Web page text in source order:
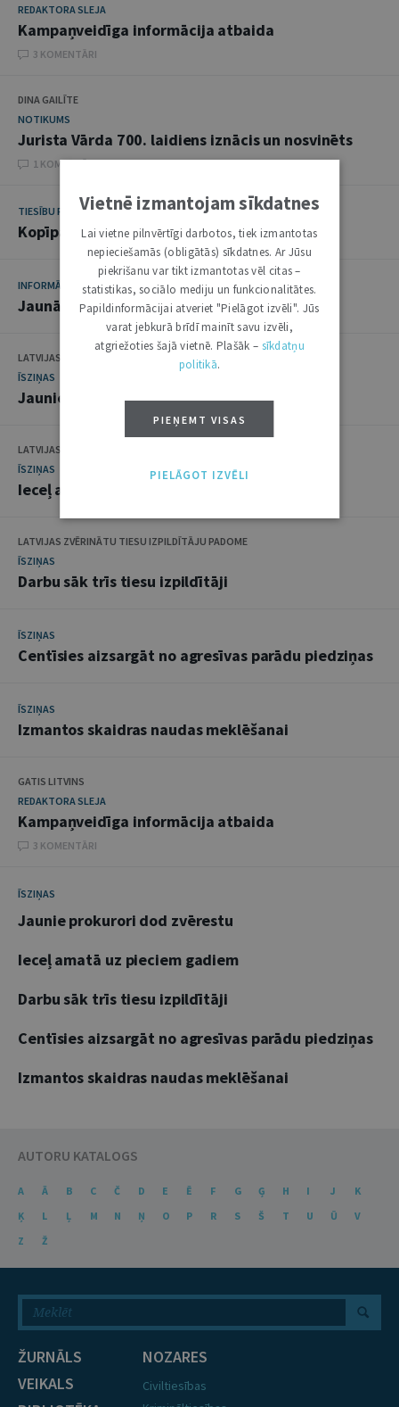
REDAKTORA SLEJA
Kampaņveidīga informācija atbaida
3 KOMENTĀRI
DINA GAILĪTE
NOTIKUMS
Jurista Vārda 700. laidiens iznācis un nosvinēts
1 KOMENTĀRI
TIESĪBU PRAKSE
Kopīpašums: tiesu prakses apkopojums
INFORMĀCIJA
Jaunākie normatīvie akti Latvijā
LATVIJAS REPUBLIKAS PROKURATŪRA
ĪSZIŅAS
Jaunie prokurori dod zvērestu
LATVIJAS REPUBLIKAS PROKURATŪRA
ĪSZIŅAS
Ieceļ amatā uz pieciem gadiem
LATVIJAS ZVĒRINĀTU TIESU IZPILDĪTĀJU PADOME
ĪSZIŅAS
Darbu sāk trīs tiesu izpildītāji
ĪSZIŅAS
Centīsies aizsargāt no agresīvas parādu piedziņas
ĪSZIŅAS
Izmantos skaidras naudas meklēšanai
GATIS LITVINS
REDAKTORA SLEJA
Kampaņveidīga informācija atbaida
3 KOMENTĀRI
ĪSZIŅAS
Jaunie prokurori dod zvērestu
Ieceļ amatā uz pieciem gadiem
Darbu sāk trīs tiesu izpildītāji
Centīsies aizsargāt no agresīvas parādu piedziņas
Izmantos skaidras naudas meklēšanai
AUTORU KATALOGS
A Ā B C Č D E Ē F G Ģ H I J
K
Ķ
L Ļ M N Ņ O P R S Š T U Ū
V
Z
Ž
ŽURNĀLS
VEIKALS
NOZARES
Civiltiesības
Vietnē izmantojam sīkdatnes
Lai vietne pilnvērtīgi darbotos, tiek izmantotas
nepieciešamās (obligātās) sīkdatnes. Ar Jūsu
piekrišanu var tikt izmantotas vēl citas –
statistikas, sociālo mediju un funkcionalitātes.
Papildinformācijai atveriet "Pielāgot izvēli". Jūs
varat jebkurā brīdī mainīt savu izvēli,
atgriežoties šajā vietnē. Plašāk – sīkdatņu
politikā.
PIEŅEMT VISAS
PIELĀGOT IZVĒLI